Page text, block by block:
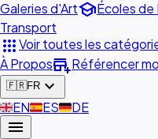
Galeries d'ArtschoolÉcoles de
Transport
appsVoir toutes les
À Proposadd_businessRéférencer
🇫🇷FR expand_more
🇬🇧EN🇪🇸ES🇩🇪DE
menu